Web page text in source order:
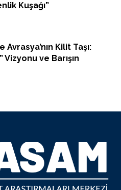
Kuşağı”
Kilit Taşı:
Vizyonu ve Barışın